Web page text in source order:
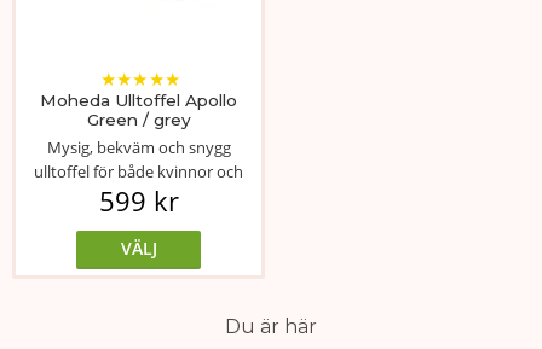
Moheda Ulltoffel Apollo
Green / grey
★★★★★
Mysig, bekväm och snygg
ulltoffel för både kvinnor och
män.
599 kr
VÄLJ
Du är här